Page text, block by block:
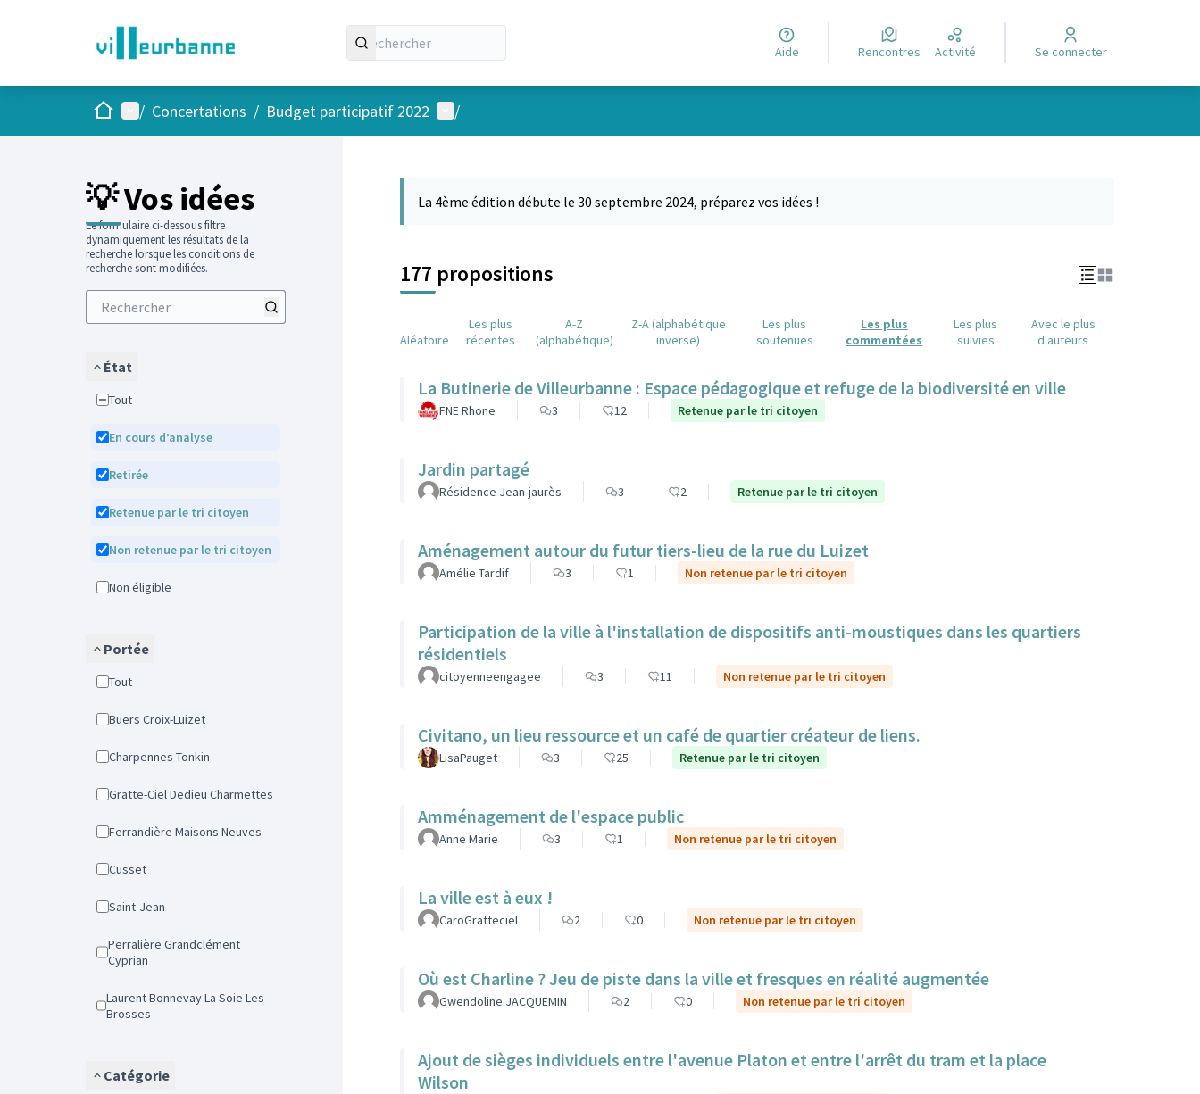
Aide Rencontres Activité Se connecter
AccueilMenu principal
/ Concertations / Budget participatif 2022 Menu utilisateur
/
💡 Vos idées
Le formulaire ci-dessous filtre
dynamiquement les résultats de la
recherche lorsque les conditions de
recherche sont modifiées.
État
Tout
En cours d’analyse
Retirée
Retenue par le tri citoyen
Non retenue par le tri citoyen
Non éligible
Portée
Tout
Buers Croix-Luizet
Charpennes Tonkin
Gratte-Ciel Dedieu Charmettes
Ferrandière Maisons Neuves
Cusset
Saint-Jean
Perralière Grandclément
Cyprian
Laurent Bonnevay La Soie Les
Brosses
Catégorie
La 4ème édition débute le 30 septembre 2024, préparez vos idées !
177 propositions
Aléatoire
Les plus
récentes
A-Z
(alphabétique)
Z-A (alphabétique
inverse)
Les plus
soutenues
Les plus
commentées
Les plus
suivies
Avec le plus
d'auteurs
La Butinerie de Villeurbanne : Espace pédagogique et refuge de la biodiversité en ville
FNE Rhone 3 12 Retenue par le tri citoyen
Jardin partagé
Résidence Jean-jaurès 3 2 Retenue par le tri citoyen
Aménagement autour du futur tiers-lieu de la rue du Luizet
Amélie Tardif 3 1 Non retenue par le tri citoyen
Participation de la ville à l'installation de dispositifs anti-moustiques dans les quartiers
résidentiels
citoyenneengagee 3 11 Non retenue par le tri citoyen
Civitano, un lieu ressource et un café de quartier créateur de liens.
LisaPauget 3 25 Retenue par le tri citoyen
Amménagement de l'espace public
Anne Marie 3 1 Non retenue par le tri citoyen
La ville est à eux !
CaroGratteciel 2 0 Non retenue par le tri citoyen
Où est Charline ? Jeu de piste dans la ville et fresques en réalité augmentée
Gwendoline JACQUEMIN 2 0 Non retenue par le tri citoyen
Ajout de sièges individuels entre l'avenue Platon et entre l'arrêt du tram et la place
Wilson